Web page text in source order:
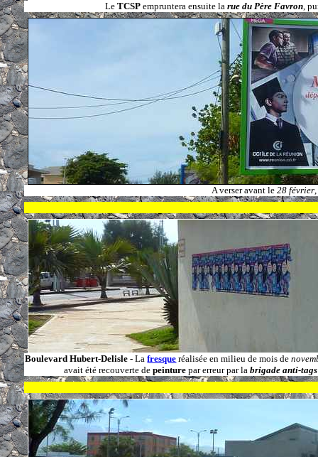
LeTCSP empruntera ensuite larue du Père Favron,
A verser avant le 28 février
Boulevard Hubert-Delisle -La fresque réalisée en milieu de mois de
avait été recouverte depeinture par erreur par labrigade anti-tags